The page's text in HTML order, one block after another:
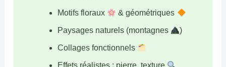
Motifs floraux & géométriques
Paysages naturels (montagnes )
Collages fonctionnels
Effets réalistes : pierre, texture